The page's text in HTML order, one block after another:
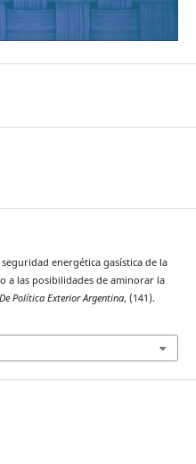
energética gasística de la
a las posibilidades de aminorar la
Política Exterior Argentina, (141).